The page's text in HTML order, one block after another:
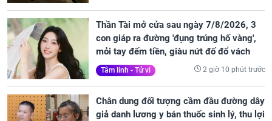
Thần Tài mở cửa sau ngày 7/8/2026, 3
con giáp ra đường 'đụng trúng hố vàng',
mỏi tay đếm tiền, giàu nứt đố đổ vách
Tâm linh - Tử vi 2 giờ 10 phút trước
Chân dung đối tượng cầm đầu đường dây
giả danh lương y bán thuốc sinh lý, thu lợi